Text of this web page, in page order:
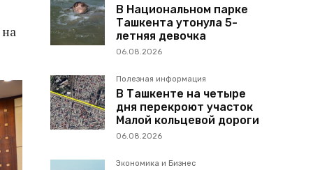
В Национальном парке
Ташкента утонула 5-
летняя девочка
06.08.2026
Полезная информация
В Ташкенте на четыре
дня перекроют участок
Малой кольцевой дороги
06.08.2026
Экономика и Бизнес